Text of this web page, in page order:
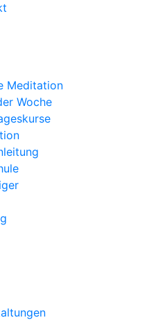
Meditation
Woche